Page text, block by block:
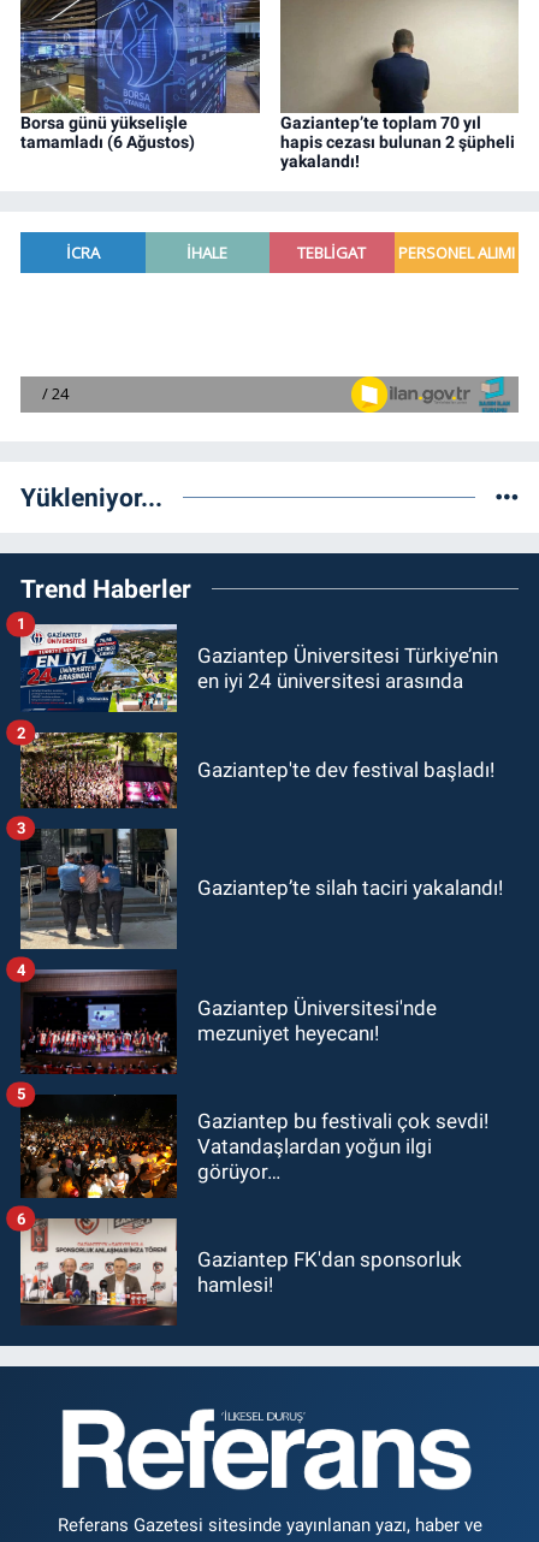
Borsa günü yükselişle
tamamladı (6 Ağustos)
Gaziantep’te toplam 70 yıl
hapis cezası bulunan 2 şüpheli
yakalandı!
Yükleniyor...
Trend Haberler
Gaziantep Üniversitesi Türkiye’nin
en iyi 24 üniversitesi arasında
1
Gaziantep'te dev festival başladı!
2
Gaziantep’te silah taciri yakalandı!
3
Gaziantep Üniversitesi'nde
mezuniyet heyecanı!
4
Gaziantep bu festivali çok sevdi!
Vatandaşlardan yoğun ilgi
görüyor…
5
Gaziantep FK'dan sponsorluk
hamlesi!
6
Referans Gazetesi sitesinde yayınlanan yazı, haber ve